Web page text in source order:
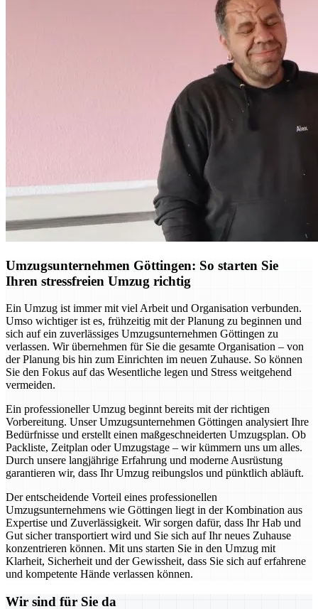
Umzugsunternehmen Göttingen: So starten Sie
Ihren stressfreien Umzug richtig
Ein Umzug ist immer mit viel Arbeit und Organisation verbunden.
Umso wichtiger ist es, frühzeitig mit der Planung zu beginnen und
sich auf ein zuverlässiges Umzugsunternehmen Göttingen zu
verlassen. Wir übernehmen für Sie die gesamte Organisation – von
der Planung bis hin zum Einrichten im neuen Zuhause. So können
Sie den Fokus auf das Wesentliche legen und Stress weitgehend
vermeiden.
Ein professioneller Umzug beginnt bereits mit der richtigen
Vorbereitung. Unser Umzugsunternehmen Göttingen analysiert Ihre
Bedürfnisse und erstellt einen maßgeschneiderten Umzugsplan. Ob
Packliste, Zeitplan oder Umzugstage – wir kümmern uns um alles.
Durch unsere langjährige Erfahrung und moderne Ausrüstung
garantieren wir, dass Ihr Umzug reibungslos und pünktlich abläuft.
Der entscheidende Vorteil eines professionellen
Umzugsunternehmens wie Göttingen liegt in der Kombination aus
Expertise und Zuverlässigkeit. Wir sorgen dafür, dass Ihr Hab und
Gut sicher transportiert wird und Sie sich auf Ihr neues Zuhause
konzentrieren können. Mit uns starten Sie in den Umzug mit
Klarheit, Sicherheit und der Gewissheit, dass Sie sich auf erfahrene
und kompetente Hände verlassen können.
Wir sind für Sie da